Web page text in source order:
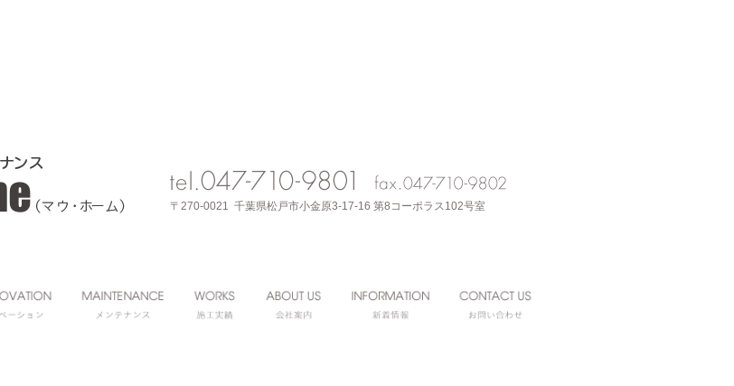
〒270-0021 千葉県松戸市小金原3-17-16 第8コーポラス102号室